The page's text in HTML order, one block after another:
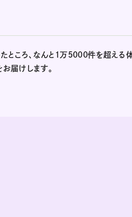
ところ、なんと1万5000件を超える
届けします。